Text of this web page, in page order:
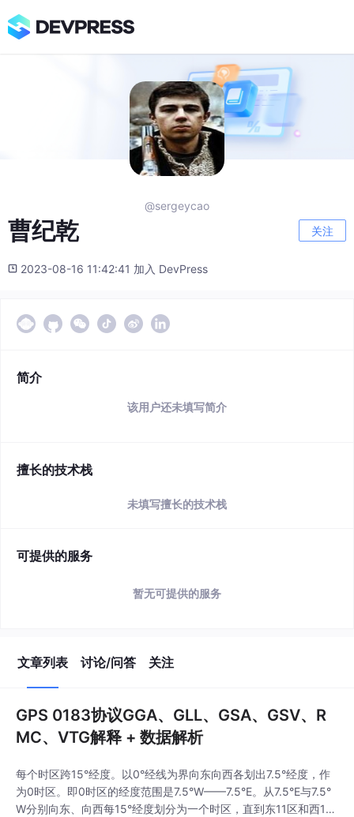
@sergeycao
曹纪乾 关注
2023-08-16 11:42:41 加入 DevPress
简介
该用户还未填写简介
擅长的技术栈
未填写擅长的技术栈
可提供的服务
暂无可提供的服务
文章列表 讨论/问答 关注
GPS 0183协议GGA、GLL、GSA、GSV、R
MC、VTG解释 + 数据解析
每个时区跨15°经度。以0°经线为界向东向西各划出7.5°经度，作
为0时区。即0时区的经度范围是7.5°W——7.5°E。从7.5°E与7.5°
W分别向东、向西每15°经度划分为一个时区，直到东11区和西11